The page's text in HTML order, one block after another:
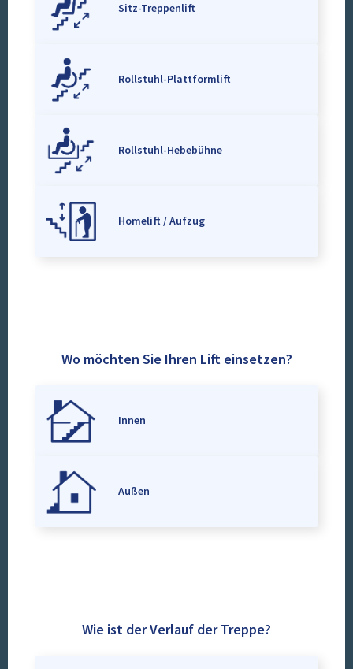
Sitz-Treppenlift
Rollstuhl-Plattformlift
Rollstuhl-Hebebühne
Homelift / Aufzug
Wo möchten Sie Ihren Lift einsetzen?
Innen
Außen
Wie ist der Verlauf der Treppe?